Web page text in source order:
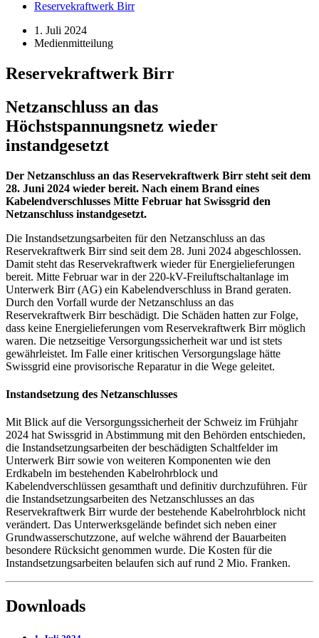
Reservekraftwerk Birr
1. Juli 2024
Medienmitteilung
Reservekraftwerk Birr
Netzanschluss an das
Höchstspannungsnetz wieder
instandgesetzt
Der Netzanschluss an das Reservekraftwerk Birr steht seit dem
28. Juni 2024 wieder bereit. Nach einem Brand eines
Kabelendverschlusses Mitte Februar hat Swissgrid den
Netzanschluss instandgesetzt.
Die Instandsetzungsarbeiten für den Netzanschluss an das
Reservekraftwerk Birr sind seit dem 28. Juni 2024 abgeschlossen.
Damit steht das Reservekraftwerk wieder für Energielieferungen
bereit. Mitte Februar war in der 220-kV-Freiluftschaltanlage im
Unterwerk Birr (AG) ein Kabelendverschluss in Brand geraten.
Durch den Vorfall wurde der Netzanschluss an das
Reservekraftwerk Birr beschädigt. Die Schäden hatten zur Folge,
dass keine Energielieferungen vom Reservekraftwerk Birr möglich
waren. Die netzseitige Versorgungssicherheit war und ist stets
gewährleistet. Im Falle einer kritischen Versorgungslage hätte
Swissgrid eine provisorische Reparatur in die Wege geleitet.
Instandsetzung des Netzanschlusses
Mit Blick auf die Versorgungssicherheit der Schweiz im Frühjahr
2024 hat Swissgrid in Abstimmung mit den Behörden entschieden,
die Instandsetzungsarbeiten der beschädigten Schaltfelder im
Unterwerk Birr sowie von weiteren Komponenten wie den
Erdkabeln im bestehenden Kabelrohrblock und
Kabelendverschlüssen gesamthaft und definitiv durchzuführen. Für
die Instandsetzungsarbeiten des Netzanschlusses an das
Reservekraftwerk Birr wurde der bestehende Kabelrohrblock nicht
verändert. Das Unterwerksgelände befindet sich neben einer
Grundwasserschutzzone, auf welche während der Bauarbeiten
besondere Rücksicht genommen wurde. Die Kosten für die
Instandsetzungsarbeiten belaufen sich auf rund 2 Mio. Franken.
Downloads